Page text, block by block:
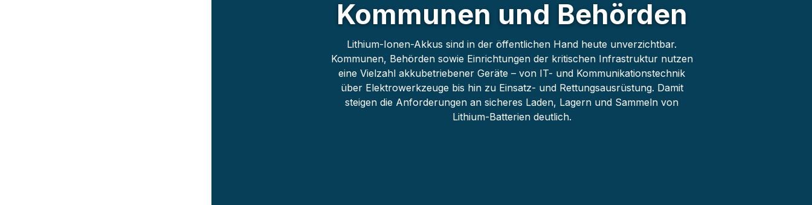
Kommunen und Behörden
Lithium-Ionen-Akkus sind in der öffentlichen Hand heute unverzichtbar.
Kommunen, Behörden sowie Einrichtungen der kritischen Infrastruktur nutzen
eine Vielzahl akkubetriebener Geräte – von IT- und Kommunikationstechnik
über Elektrowerkzeuge bis hin zu Einsatz- und Rettungsausrüstung. Damit
steigen die Anforderungen an sicheres Laden, Lagern und Sammeln von
Lithium-Batterien deutlich.